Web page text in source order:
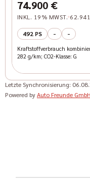
5.0l V8 Grail
74.900 €
INKL. 19% MWST.
492 PS - -
Kraftstoffverbrauch
282 g/km; CO2-Klasse: G
Letzte Synchronisierung:
Powered byAuto Freunde GmbH